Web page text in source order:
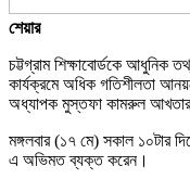
শেয়ার
চট্টগ্রাম শিক্ষাবোর্ডকে আধুনিক
কার্যক্রমে অধিক গতিশীলতা
অধ্যাপক মুস্তফা কামরুল
মঙ্গলবার (১৭ মে) সকাল ১০টার
এ অভিমত ব্যক্ত করেন।